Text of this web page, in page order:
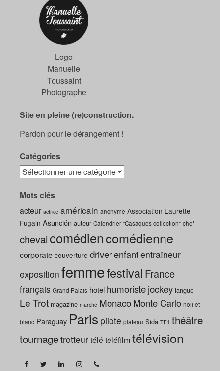
Logo
Manuelle
Toussaint
Photographe
Site en pleine (re)construction.
Pardon pour le dérangement !
Catégories
Mots clés
acteur actrice américain anonyme Association Laurette
Fugain Asunción auteur Calendrier "Casaques collection" chef
chevalcomédiencomédienne
corporate couverture driverenfantentraîneur
exposition femmefestival France
français Grand Palais hotel humoristejockey langue
Le Trot magazine marché MonacoMonte Carlo noir et
blanc Paraguay Paris pilote plateau Sida TF1 théâtre
tournagetrotteurtélétéléfilmtélévision